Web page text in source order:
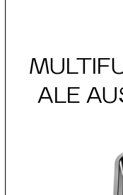
ALE